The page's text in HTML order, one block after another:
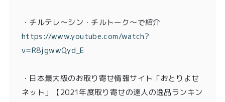
・チルテレ〜シン・チルトーク〜で紹介
https://www.youtube.com/watch?
v=R8jgwwQyd_E
・日本最大級のお取り寄せ情報サイト「おとりよせ
ネット」【2021年度取り寄せの達人の逸品ランキン